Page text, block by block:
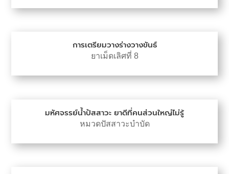
การเตรียมวางร่างวางขันธ์
ยาเม็ดเลิศที่ 8
มหัศจรรย์น้ำปัสสาวะ ยาดีที่คนส่วนใหญ่ไม่รู้
หมวดปัสสาวะบำบัด